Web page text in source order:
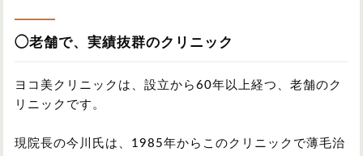
◯老舗で、実績抜群のクリニック
ヨコ美クリニックは、設立から60年以上経つ、老舗のク
リニックです。
現院長の今川氏は、1985年からこのクリニックで薄毛治